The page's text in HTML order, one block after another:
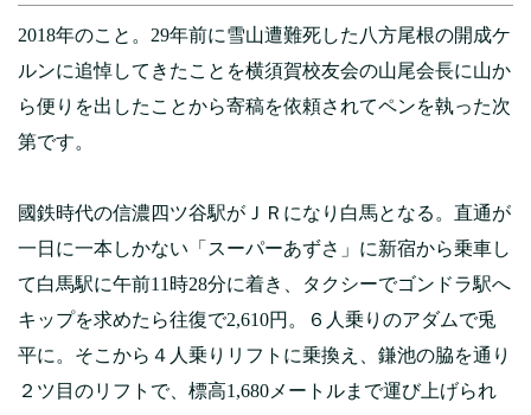
2018年のこと。29年前に雪山遭難死した八方尾根の開成ケ
ルンに追悼してきたことを横須賀校友会の山尾会長に山か
ら便りを出したことから寄稿を依頼されてペンを執った次
第です。
國鉄時代の信濃四ツ谷駅がＪＲになり白馬となる。直通が
一日に一本しかない「スーパーあずさ」に新宿から乗車し
て白馬駅に午前11時28分に着き、タクシーでゴンドラ駅へ
キップを求めたら往復で2,610円。６人乗りのアダムで兎
平に。そこから４人乗りリフトに乗換え、鎌池の脇を通り
２ツ目のリフトで、標高1,680メートルまで運び上げられ